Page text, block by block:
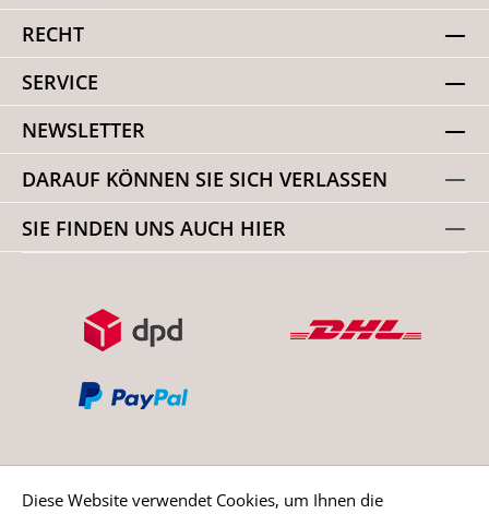
RECHT
SERVICE
NEWSLETTER
DARAUF KÖNNEN SIE SICH VERLASSEN
SIE FINDEN UNS AUCH HIER
Diese Website verwendet Cookies, um Ihnen die